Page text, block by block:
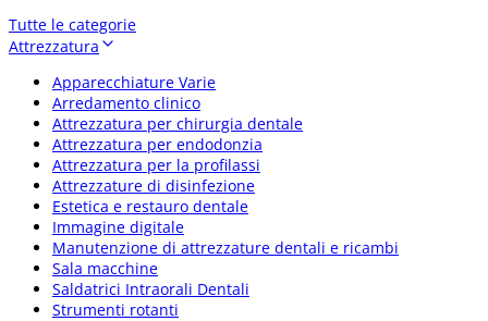
Tutte le categorie
Attrezzatura
Apparecchiature Varie
Arredamento clinico
Attrezzatura per chirurgia dentale
Attrezzatura per endodonzia
Attrezzatura per la profilassi
Attrezzature di disinfezione
Estetica e restauro dentale
Immagine digitale
Manutenzione di attrezzature dentali e ricambi
Sala macchine
Saldatrici Intraorali Dentali
Strumenti rotanti